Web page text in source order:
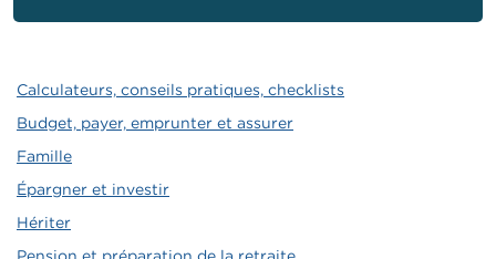
Calculateurs, conseils pratiques, checklists
Budget, payer, emprunter et assurer
Famille
Épargner et investir
Hériter